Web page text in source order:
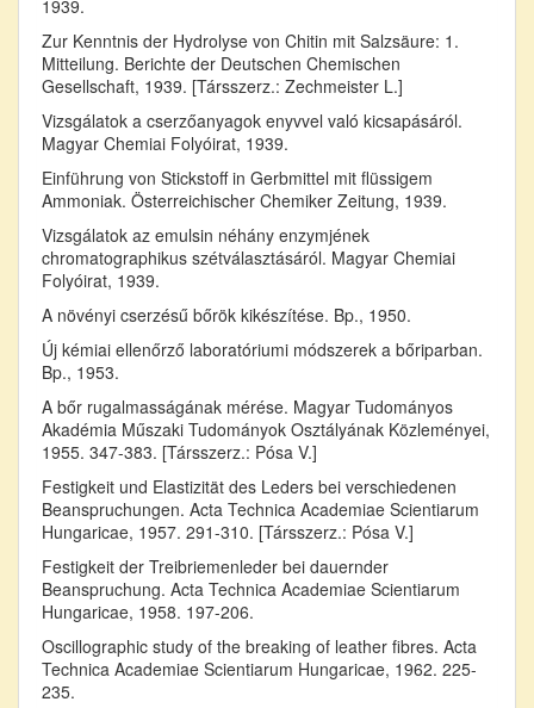
1939.
Zur Kenntnis der Hydrolyse von Chitin mit Salzsäure: 1.
Mitteilung. Berichte der Deutschen Chemischen
Gesellschaft, 1939. [Társszerz.: Zechmeister L.]
Vizsgálatok a cserzőanyagok enyvvel való kicsapásáról.
Magyar Chemiai Folyóirat, 1939.
Einführung von Stickstoff in Gerbmittel mit flüssigem
Ammoniak. Österreichischer Chemiker Zeitung, 1939.
Vizsgálatok az emulsin néhány enzymjének
chromatographikus szétválasztásáról. Magyar Chemiai
Folyóirat, 1939.
A növényi cserzésű bőrök kikészítése. Bp., 1950.
Új kémiai ellenőrző laboratóriumi módszerek a bőriparban.
Bp., 1953.
A bőr rugalmasságának mérése. Magyar Tudományos
Akadémia Műszaki Tudományok Osztályának Közleményei,
1955. 347-383. [Társszerz.: Pósa V.]
Festigkeit und Elastizität des Leders bei verschiedenen
Beanspruchungen. Acta Technica Academiae Scientiarum
Hungaricae, 1957. 291-310. [Társszerz.: Pósa V.]
Festigkeit der Treibriemenleder bei dauernder
Beanspruchung. Acta Technica Academiae Scientiarum
Hungaricae, 1958. 197-206.
Oscillographic study of the breaking of leather fibres. Acta
Technica Academiae Scientiarum Hungaricae, 1962. 225-
235.